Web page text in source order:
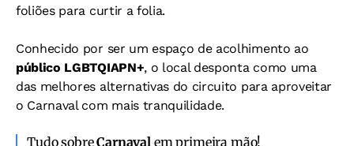
foliões para curtir a folia.
Conhecido por ser um espaço de acolhimento ao
público LGBTQIAPN+, o local desponta como uma
das melhores alternativas do circuito para aproveitar
o Carnaval com mais tranquilidade.
Tudo sobreCarnavalem primeira mão!